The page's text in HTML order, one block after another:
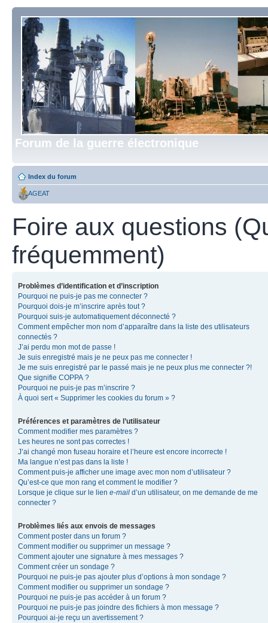
Forum de la guerre électronique
Index du forum
AGEAT
Foire aux questions
fréquemment)
Problèmes d’identification et d’inscription
Pourquoi ne puis-je pas me connecter ?
Pourquoi dois-je m’inscrire après tout ?
Pourquoi suis-je automatiquement déconnecté ?
Comment empêcher mon nom d’apparaître dans la liste des utilisateurs
connectés ?
J’ai perdu mon mot de passe !
Je suis enregistré mais je ne peux pas me connecter !
Je me suis enregistré par le passé mais je ne peux plus me connecter ?!
Que signifie COPPA ?
Pourquoi ne puis-je pas m’inscrire ?
À quoi sert « Supprimer les cookies du forum » ?
Préférences et paramètres de l’utilisateur
Comment modifier mes paramètres ?
Les heures ne sont pas correctes !
J’ai changé mon fuseau horaire et l’heure est encore incorrecte !
Ma langue n’est pas dans la liste !
Comment puis-je afficher une image avec mon nom d’utilisateur ?
Qu’est-ce que mon rang et comment le modifier ?
Lorsque je clique sur le lien e-mail d’un utilisateur, on me demande de me
connecter ?
Problèmes liés aux envois de messages
Comment poster dans un forum ?
Comment modifier ou supprimer un message ?
Comment ajouter une signature à mes messages ?
Comment créer un sondage ?
Pourquoi ne puis-je pas ajouter plus d’options à mon sondage ?
Comment modifier ou supprimer un sondage ?
Pourquoi ne puis-je pas accéder à un forum ?
Pourquoi ne puis-je pas joindre des fichiers à mon message ?
Pourquoi ai-je reçu un avertissement ?